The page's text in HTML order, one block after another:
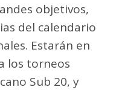
objetivos,
del calendario
Estarán en
los torneos
Sub 20, y